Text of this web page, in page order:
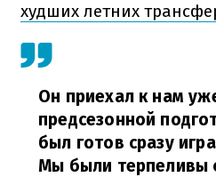
худших летних
Он приехал к нам
предсезонной
был готов сразу
Мы были терпеливы